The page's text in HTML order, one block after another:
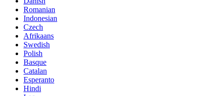
Romanian
Indonesian
Czech
Afrikaans
Swedish
Polish
Basque
Catalan
Esperanto
Hindi